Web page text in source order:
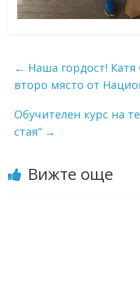
← Наша гордост! Катя
второ място от
Обучителен курс на
стая“ →
Вижте още